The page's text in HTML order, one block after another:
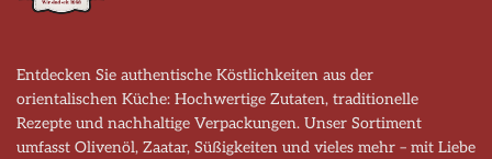
Entdecken Sie authentische Köstlichkeiten aus der
orientalischen Küche: Hochwertige Zutaten, traditionelle
Rezepte und nachhaltige Verpackungen. Unser Sortiment
umfasst Olivenöl, Zaatar, Süßigkeiten und vieles mehr – mit Liebe